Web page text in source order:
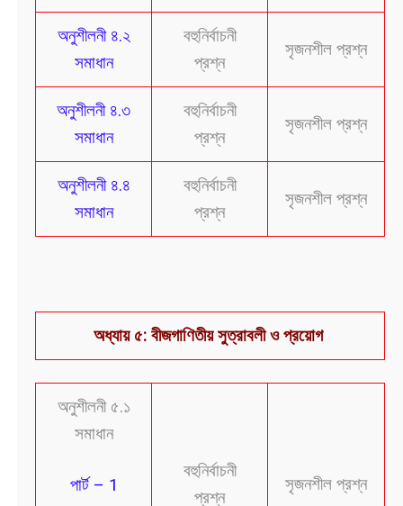
অনুশীলনী ৪.২
সমাধান
বহুনির্বাচনী
প্রশ্ন
সৃজনশীল প্রশ্ন
অনুশীলনী ৪.৩
সমাধান
বহুনির্বাচনী
প্রশ্ন
সৃজনশীল প্রশ্ন
অনুশীলনী ৪.৪
সমাধান
বহুনির্বাচনী
প্রশ্ন
সৃজনশীল প্রশ্ন
অধ্যায় ৫: বীজগাণিতীয় সুত্রাবলী ও প্রয়োগ
অনুশীলনী ৫.১
সমাধান
পার্ট – 1
বহুনির্বাচনী
প্রশ্ন
সৃজনশীল প্রশ্ন